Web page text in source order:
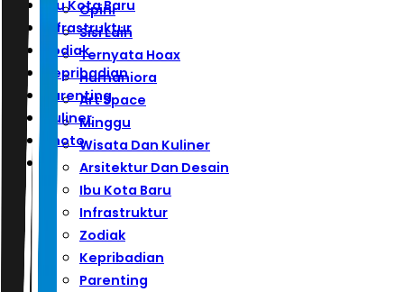
Ibu Kota Baru
Infrastruktur
Zodiak
Kepribadian
Parenting
Kuliner
Photo
Opini
Sisi Lain
Ternyata Hoax
Humaniora
Art Space
Minggu
Wisata Dan Kuliner
Arsitektur Dan Desain
Ibu Kota Baru
Infrastruktur
Zodiak
Kepribadian
Parenting